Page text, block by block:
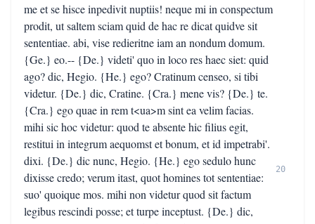
me et se hisce inpedivit nuptiis! neque mi in conspectum
prodit, ut saltem sciam quid de hac re dicat quidve sit
sententiae. abi, vise redieritne iam an nondum domum.
{Ge.} eo.-- {De.} videti' quo in loco res haec siet: quid
ago? dic, Hegio. {He.} ego? Cratinum censeo, si tibi
videtur. {De.} dic, Cratine. {Cra.} mene vis? {De.} te.
{Cra.} ego quae in rem t<ua>m sint ea velim facias.
mihi sic hoc videtur: quod te absente hic filius egit,
restitui in integrum aequomst et bonum, et id impetrabi'.
dixi. {De.} dic nunc, Hegio. {He.} ego sedulo hunc
dixisse credo; verum itast, quot homines tot sententiae:
suo' quoique mos. mihi non videtur quod sit factum
legibus rescindi posse; et turpe inceptust. {De.} dic,
20